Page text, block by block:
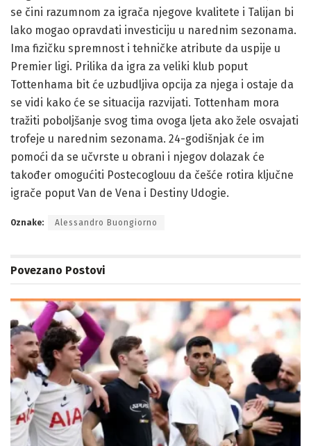
se čini razumnom za igrača njegove kvalitete i Talijan bi
lako mogao opravdati investiciju u narednim sezonama.
Ima fizičku spremnost i tehničke atribute da uspije u
Premier ligi. Prilika da igra za veliki klub poput
Tottenhama bit će uzbudljiva opcija za njega i ostaje da
se vidi kako će se situacija razvijati. Tottenham mora
tražiti poboljšanje svog tima ovoga ljeta ako žele osvajati
trofeje u narednim sezonama. 24-godišnjak će im
pomoći da se učvrste u obrani i njegov dolazak će
također omogućiti Postecoglouu da češće rotira ključne
igrače poput Van de Vena i Destiny Udogie.
Oznake: Alessandro Buongiorno
Povezano Postovi